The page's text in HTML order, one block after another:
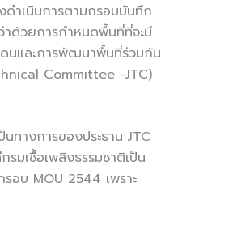
ดำเนินการตามกรอบบันทึก
ด้วยการกำหนดพื้นที่ที่จะมี
ดนและการพัฒนาพื้นที่ร่วมกัน
Committee -JTC)
ทางการของประธาน JTC
มเชื้อเพลิงธรรมชาติเป็น
อบ MOU 2544 เพราะ